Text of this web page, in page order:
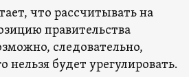
что рассчитывать на
правительства
следовательно,
будет урегулировать.